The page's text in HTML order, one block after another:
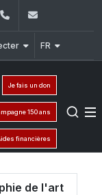
+961 (1) 421 235
FR
Je fais un don
150 ans
financières
de l'art